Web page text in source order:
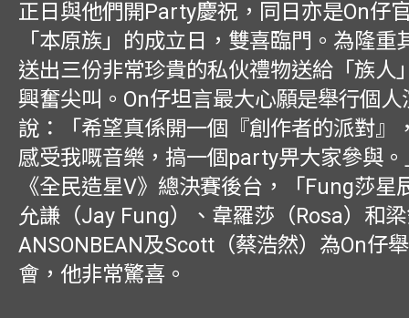
正日與他們開Party慶祝，同日亦是On仔
「本原族」的成立日，雙喜臨門。為隆重
送出三份非常珍貴的私伙禮物送給「族人
興奮尖叫。On仔坦言最大心願是舉行個人
說：「希望真係開一個『創作者的派對』
感受我嘅音樂，搞一個party畀大家參與
《全民造星V》總決賽後台，「Fung莎星
允謙（Jay Fung）、韋羅莎（Rosa）和
ANSONBEAN及Scott（蔡浩然）為On仔
會，他非常驚喜。